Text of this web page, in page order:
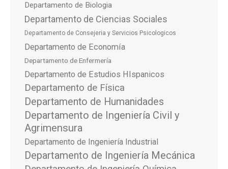
Departamento de Biologia
Departamento de Ciencias Sociales
Departamento de Consejeria y Servicios Psicologicos
Departamento de Economía
Departamento de Enfermería
Departamento de Estudios HIspanicos
Departamento de Física
Departamento de Humanidades
Departamento de Ingeniería Civil y
Agrimensura
Departamento de Ingeniería Industrial
Departamento de Ingeniería Mecánica